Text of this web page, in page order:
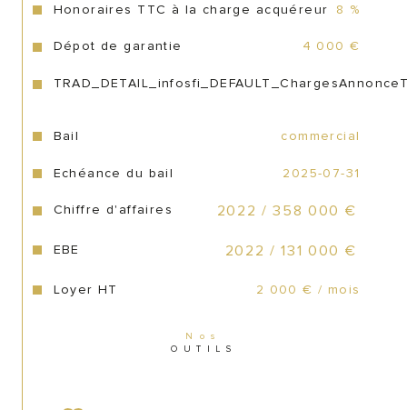
nombreuse et fidéliser votre clientèle
350 000 € net vendeurs
Cessiopro inclus
Honoraires à charge de l’acquéreur de 8
28 000 € TTC ou 23345 € HT
Honoraires TTC à la charge acquéreur 8 %
Dépot de garantie 4 000 €
Bail commercial
Echéance du bail 2025-07-31
Chiffre d'affaires 2022 / 358 000 €
EBE 2022 / 131 000 €
Loyer HT 2 000 € / mois
Nos
OUTILS